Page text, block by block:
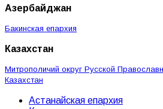
Азербайджан
Бакинская епархия
Казахстан
Митрополичий округ Русской
Казахстан
Астанайская епархия